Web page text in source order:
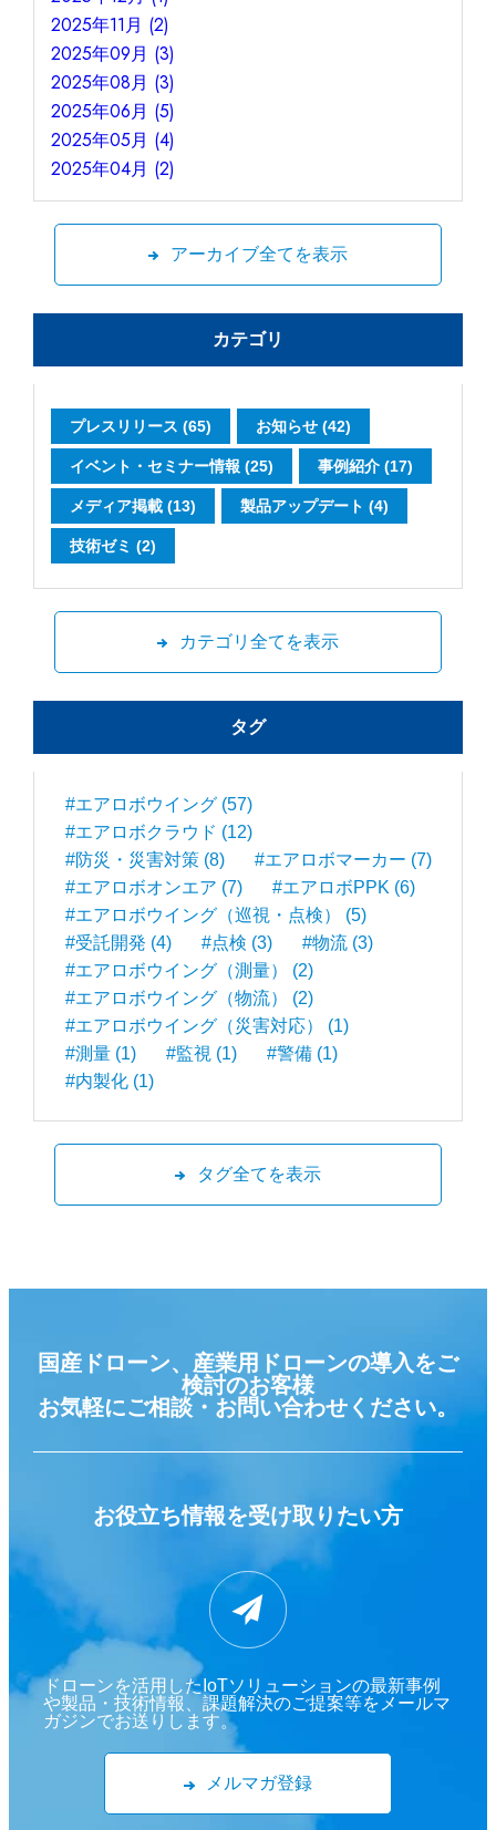
2025年11月 (2)
2025年09月 (3)
2025年08月 (3)
2025年06月 (5)
2025年05月 (4)
2025年04月 (2)
アーカイブ全てを表示
カテゴリ
プレスリリース (65) お知らせ (42)
イベント・セミナー情報 (25) 事例紹介 (17)
メディア掲載 (13) 製品アップデート (4)
技術ゼミ (2)
カテゴリ全てを表示
タグ
#エアロボウイング (57)
#エアロボクラウド (12)
#防災・災害対策 (8)
#エアロボマーカー (7)
#エアロボオンエア (7)
#エアロボPPK (6)
#エアロボウイング（巡視・点検） (5)
#受託開発 (4)
#点検 (3)
#物流 (3)
#エアロボウイング（測量） (2)
#エアロボウイング（物流） (2)
#エアロボウイング（災害対応） (1)
#測量 (1)
#監視 (1)
#警備 (1)
#内製化 (1)
タグ全てを表示
国産ドローン、産業用ドローンの導入をご
検討のお客様
お気軽にご相談・お問い合わせください。
お役立ち情報を受け取りたい方
ドローンを活用したIoTソリューションの最新事例
や製品・技術情報、課題解決のご提案等をメールマ
ガジンでお送りします。
メルマガ登録